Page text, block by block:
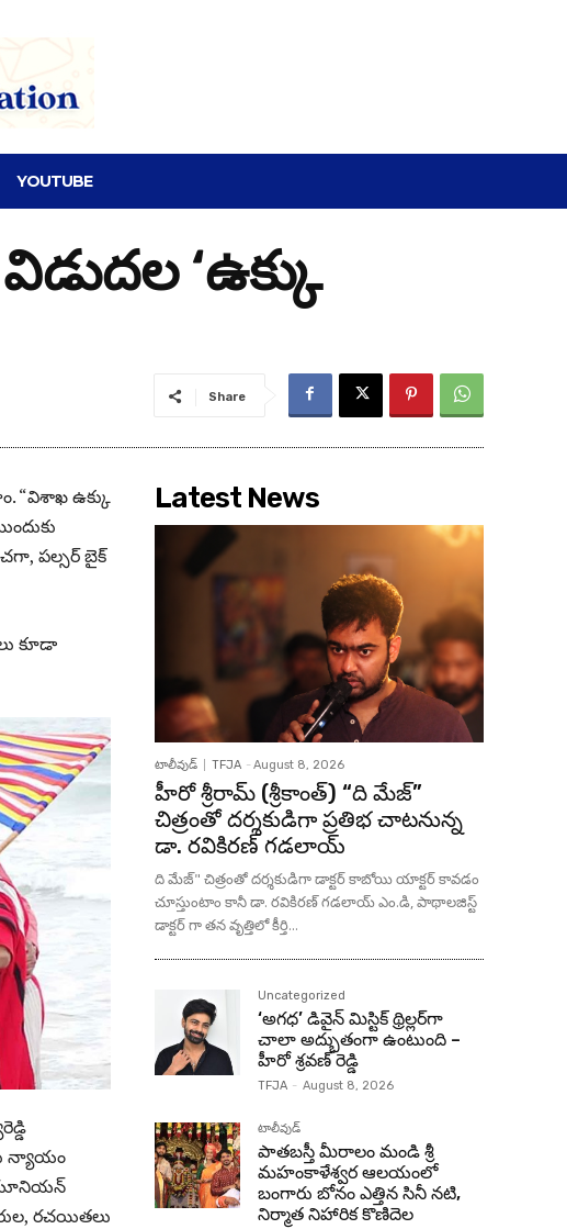
YOUTUBE
‘ఉక్కు
Share
“విశాఖ ఉక్కు
పల్సర్ బైక్
కూడా
న్యాయం
యూనియన్
రచయితలు
Latest News
టాలీవుడ్ TFJA - August 8, 2026
హీరో శ్రీరామ్ (శ్రీకాంత్) “ది మేజ్”
చిత్రంతో దర్శకుడిగా ప్రతిభ చాటనున్న
డా. రవికిరణ్ గడలాయ్
ది మేజ్" చిత్రంతో దర్శకుడిగా డాక్టర్ కాబోయి యాక్టర్ కావడం
చూస్తుంటాం కానీ డా. రవికిరణ్ గడలాయ్ ఎం.డి, పాథాలజిస్ట్
డాక్టర్ గా తన వృత్తిలో కీర్తి...
Uncategorized
‘అగధ’ డివైన్ మిస్టిక్ థ్రిల్లర్‌గా
చాలా అద్భుతంగా ఉంటుంది –
హీరో శ్రవణ్ రెడ్డి
TFJA - August 8, 2026
టాలీవుడ్
పాతబస్తీ మీరాలం మండి శ్రీ
మహంకాళేశ్వర ఆలయంలో
బంగారు బోనం ఎత్తిన సినీ నటి,
నిర్మాత నిహారిక కొణిదెల